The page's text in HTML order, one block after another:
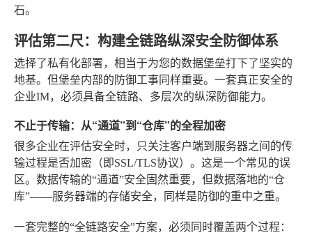
石。
评估第二尺：构建全链路纵深安全防御体系
选择了私有化部署，相当于为您的数据堡垒打下了坚实的
地基。但堡垒内部的防御工事同样重要。一套真正安全的
企业IM，必须具备全链路、多层次的纵深防御能力。
不止于传输：从“通道”到“仓库”的全程加密
很多企业在评估安全时，只关注客户端到服务器之间的传
输过程是否加密（即SSL/TLS协议）。这是一个常见的误
区。数据传输的“通道”安全固然重要，但数据落地的“仓
库”——服务器端的存储安全，同样是防御的重中之重。
一套完整的“全链路安全”方案，必须同时覆盖两个过程：